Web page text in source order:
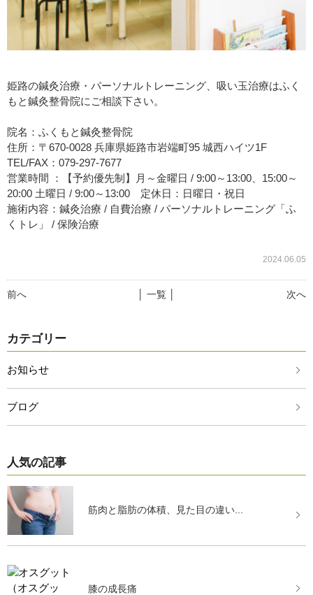
姫路の鍼灸治療・パーソナルトレーニング、吸い玉治療はふく
もと鍼灸整骨院にご相談下さい。
院名：ふくもと鍼灸整骨院
住所：〒670-0028 兵庫県姫路市岩端町95 城西ハイツ1F
TEL/FAX：079-297-7677
営業時間 ：【予約優先制】月～金曜日 / 9:00～13:00、15:00～
20:00 土曜日 / 9:00～13:00 定休日：日曜日・祝日
施術内容：鍼灸治療 / 自費治療 / パーソナルトレーニング「ふ
くトレ」 / 保険治療
2024.06.05
前へ 次へ
│ 一覧 │
カテゴリー
お知らせ
ブログ
人気の記事
筋肉と脂肪の体積、見た目の違い...
膝の成長痛